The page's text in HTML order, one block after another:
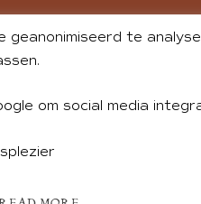
DESIGN BY
geanonimiseerd te
om social media